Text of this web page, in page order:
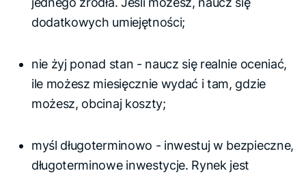
dodatkowych umiejętności;
nie żyj ponad stan - naucz się realnie oceniać,
ile możesz miesięcznie wydać i tam, gdzie
możesz, obcinaj koszty;
myśl długoterminowo - inwestuj w bezpieczne,
długoterminowe inwestycje. Rynek jest